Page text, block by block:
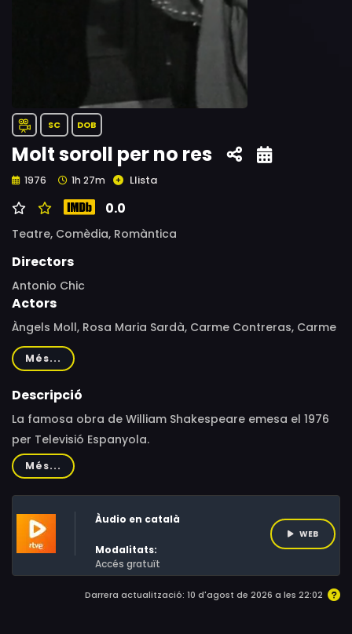
SC DOB
Molt soroll per no res
1976 1h 27m Llista
0.0
Teatre, Comèdia, Romàntica
Directors
Antonio Chic
Actors
Àngels Moll, Rosa Maria Sardà, Carme Contreras, Carme
Sansa, Joan Pera, Josep Minguell, Josep Maria Angelat,
Jordi Serrat, Lluís Torner, Pedro Gil, Rafael Anglada, Enric
Casamitjana, Josep Maria Domènech, Carles Sales,
Llorens, Joaquim Cardona, David Bremon, Pau Garsaball
Més...
Descripció
La famosa obra de William Shakespeare emesa el 1976
per Televisió Espanyola.
Més...
Àudio en català
Modalitats:
Accés gratuït
WEB
Darrera actualització: 10 d'agost de 2026 a les 22:02